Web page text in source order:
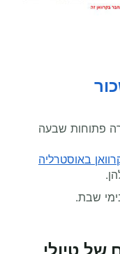
פתוחות שבעה
באוסטרליה
שבת.